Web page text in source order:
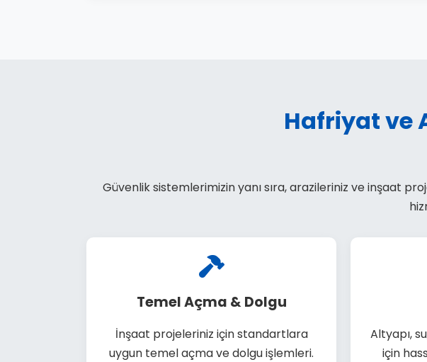
Hafriyat ve
Güvenlik sistemlerimizin yanı sıra, arazileriniz ve inşaat
Temel Açma & Dolgu
İnşaat projeleriniz için standartlara
uygun temel açma ve dolgu işlemleri.
Altyapı,
için